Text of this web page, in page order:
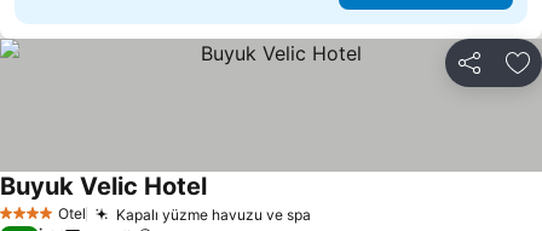
Paylaş
4 Yıldız Otel Kapalı yüzme havuzu ve spa
Buyuk Velic HotelFiyatları görün